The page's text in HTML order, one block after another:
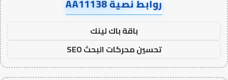
روابط نصية AA11138
باقة باك لينك
تحسين محركات البحث SEO